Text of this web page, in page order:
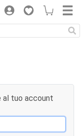
al tuo account